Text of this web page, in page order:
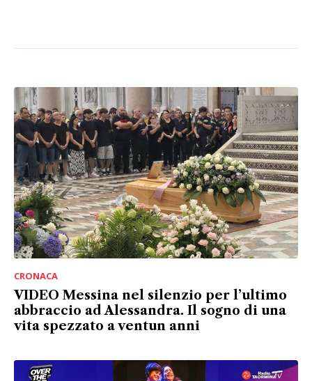
CRONACA
VIDEO Messina nel silenzio per l’ultimo
abbraccio ad Alessandra. Il sogno di una
vita spezzato a ventun anni